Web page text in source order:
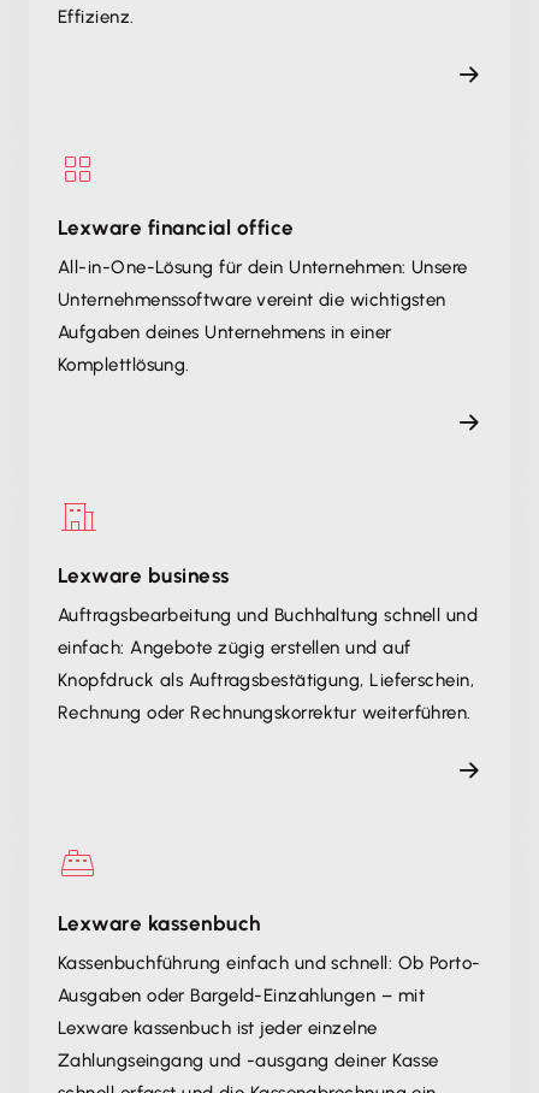
Effizienz.
Lexware financial office
All-in-One-Lösung für dein Unternehmen: Unsere
Unternehmenssoftware vereint die wichtigsten
Aufgaben deines Unternehmens in einer
Komplettlösung.
Lexware business
Auftragsbearbeitung und Buchhaltung schnell und
einfach: Angebote zügig erstellen und auf
Knopfdruck als Auftragsbestätigung, Lieferschein,
Rechnung oder Rechnungskorrektur weiterführen.
Lexware kassenbuch
Kassenbuchführung einfach und schnell: Ob Porto-
Ausgaben oder Bargeld-Einzahlungen – mit
Lexware kassenbuch ist jeder einzelne
Zahlungseingang und -ausgang deiner Kasse